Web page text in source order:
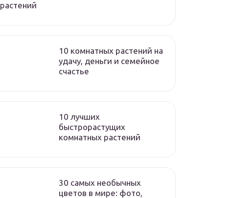
растений
10 комнатных растений на
удачу, деньги и семейное
счастье
10 лучших
быстрорастущих
комнатных растений
30 самых необычных
цветов в мире: фото,